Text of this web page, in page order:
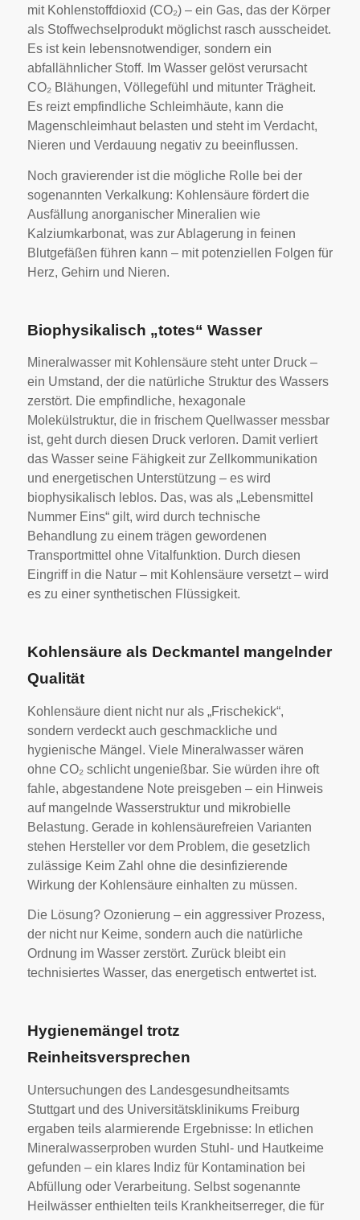
mit Kohlenstoffdioxid (CO₂) – ein Gas, das der Körper
als Stoffwechselprodukt möglichst rasch ausscheidet.
Es ist kein lebensnotwendiger, sondern ein
abfallähnlicher Stoff. Im Wasser gelöst verursacht
CO₂ Blähungen, Völlegefühl und mitunter Trägheit.
Es reizt empfindliche Schleimhäute, kann die
Magenschleimhaut belasten und steht im Verdacht,
Nieren und Verdauung negativ zu beeinflussen.
Noch gravierender ist die mögliche Rolle bei der
sogenannten Verkalkung: Kohlensäure fördert die
Ausfällung anorganischer Mineralien wie
Kalziumkarbonat, was zur Ablagerung in feinen
Blutgefäßen führen kann – mit potenziellen Folgen für
Herz, Gehirn und Nieren.
Biophysikalisch „totes“ Wasser
Mineralwasser mit Kohlensäure steht unter Druck –
ein Umstand, der die natürliche Struktur des Wassers
zerstört. Die empfindliche, hexagonale
Molekülstruktur, die in frischem Quellwasser messbar
ist, geht durch diesen Druck verloren. Damit verliert
das Wasser seine Fähigkeit zur Zellkommunikation
und energetischen Unterstützung – es wird
biophysikalisch leblos. Das, was als „Lebensmittel
Nummer Eins“ gilt, wird durch technische
Behandlung zu einem trägen gewordenen
Transportmittel ohne Vitalfunktion. Durch diesen
Eingriff in die Natur – mit Kohlensäure versetzt – wird
es zu einer synthetischen Flüssigkeit.
Kohlensäure als Deckmantel mangelnder
Qualität
Kohlensäure dient nicht nur als „Frischekick“,
sondern verdeckt auch geschmackliche und
hygienische Mängel. Viele Mineralwasser wären
ohne CO₂ schlicht ungenießbar. Sie würden ihre oft
fahle, abgestandene Note preisgeben – ein Hinweis
auf mangelnde Wasserstruktur und mikrobielle
Belastung. Gerade in kohlensäurefreien Varianten
stehen Hersteller vor dem Problem, die gesetzlich
zulässige Keim Zahl ohne die desinfizierende
Wirkung der Kohlensäure einhalten zu müssen.
Die Lösung? Ozonierung – ein aggressiver Prozess,
der nicht nur Keime, sondern auch die natürliche
Ordnung im Wasser zerstört. Zurück bleibt ein
technisiertes Wasser, das energetisch entwertet ist.
Hygienemängel trotz
Reinheitsversprechen
Untersuchungen des Landesgesundheitsamts
Stuttgart und des Universitätsklinikums Freiburg
ergaben teils alarmierende Ergebnisse: In etlichen
Mineralwasserproben wurden Stuhl- und Hautkeime
gefunden – ein klares Indiz für Kontamination bei
Abfüllung oder Verarbeitung. Selbst sogenannte
Heilwässer enthielten teils Krankheitserreger, die für